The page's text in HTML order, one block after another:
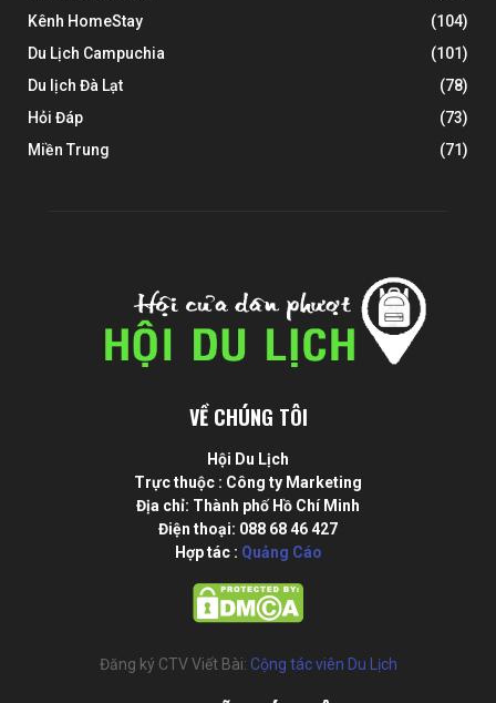
Kênh HomeStay
(104)
Du Lịch Campuchia
(101)
Du lịch Đà Lạt
(78)
Hỏi Đáp
(73)
Miền Trung
(71)
VỀ CHÚNG TÔI
Hội Du Lịch
Trực thuộc : Công ty Marketing
Địa chỉ: Thành phố Hồ Chí Minh
Điện thoại: 088 68 46 427
Hợp tác : Quảng Cáo
Đăng ký CTV Viết Bài: Cộng tác viên Du Lịch